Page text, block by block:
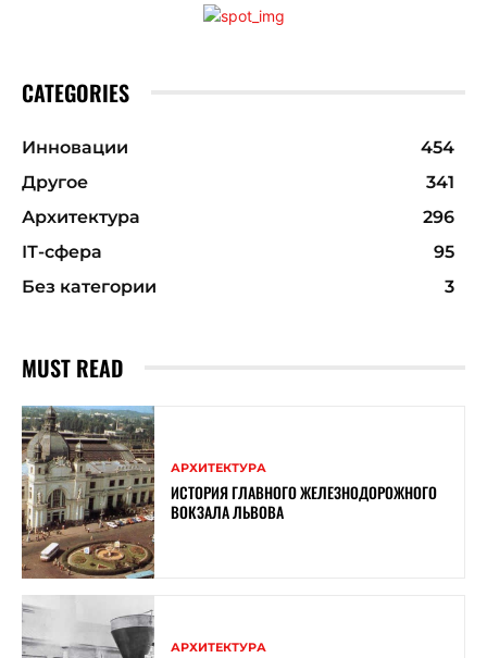
CATEGORIES
Инновации
454
Другое
341
Архитектура
296
ІТ-сфера
95
Без категории
3
MUST READ
АРХИТЕКТУРА
ИСТОРИЯ ГЛАВНОГО ЖЕЛЕЗНОДОРОЖНОГО
ВОКЗАЛА ЛЬВОВА
АРХИТЕКТУРА